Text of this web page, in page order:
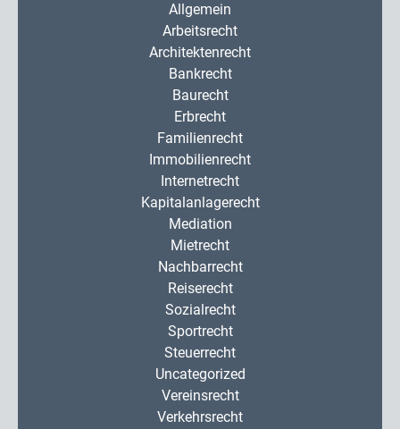
Allgemein
Arbeitsrecht
Architektenrecht
Bankrecht
Baurecht
Erbrecht
Familienrecht
Immobilienrecht
Internetrecht
Kapitalanlagerecht
Mediation
Mietrecht
Nachbarrecht
Reiserecht
Sozialrecht
Sportrecht
Steuerrecht
Uncategorized
Vereinsrecht
Verkehrsrecht